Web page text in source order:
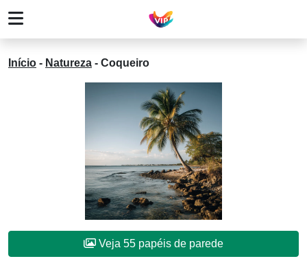
Início - Natureza - Coqueiro
Veja 55 papéis de parede